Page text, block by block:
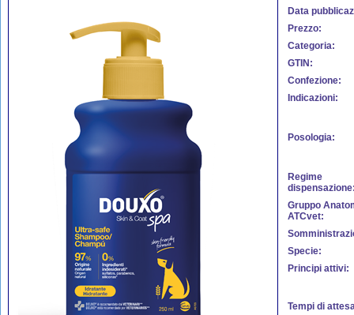
Data
Prezzo:
Categoria:
GTIN:
Confezione:
Indicazioni:
Posologia:
Regime
Gruppo
ATCvet:
Specie:
Principi attivi:
Tempi di